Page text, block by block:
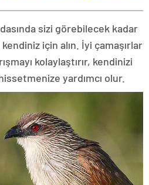
sizi görebilecek kadar
için alın. İyi çamaşırlar
kolaylaştırır, kendinizi
yardımcı olur.